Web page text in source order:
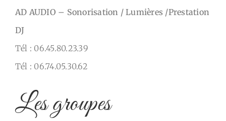
AD AUDIO – Sonorisation / Lumières /Prestation
DJ
Tél : 06.45.80.23.39
Tél : 06.74.05.30.62
Les groupes